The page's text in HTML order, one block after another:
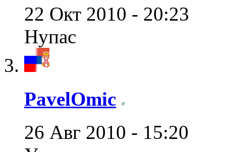
22 Окт 2010 - 20:23
Нупас
PavelOmic
26 Авг 2010 - 15:20